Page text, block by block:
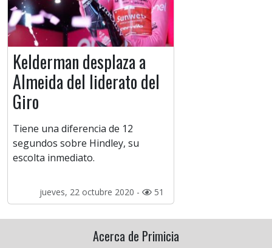
Kelderman desplaza a
Almeida del liderato del
Giro
Tiene una diferencia de 12
segundos sobre Hindley, su
escolta inmediato.
jueves, 22 octubre 2020 - 51
Acerca de Primicia